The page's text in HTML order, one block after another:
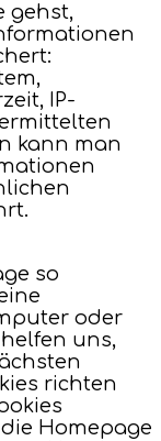
gehst,
IP-
kann man
so
oder
uns,
richten
Homepage